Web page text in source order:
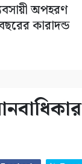
অপহরণ
কারাদন্ড